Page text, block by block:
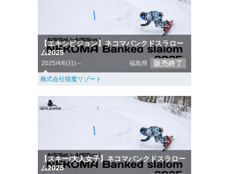
【エキシビジョン】ネコマバンクドスラロー
ム2025
2025/4/6(日)～ 福島県 販売終了
株式会社猫魔リゾート
【スキー/大人女子】ネコマバンクドスラロー
ム2025